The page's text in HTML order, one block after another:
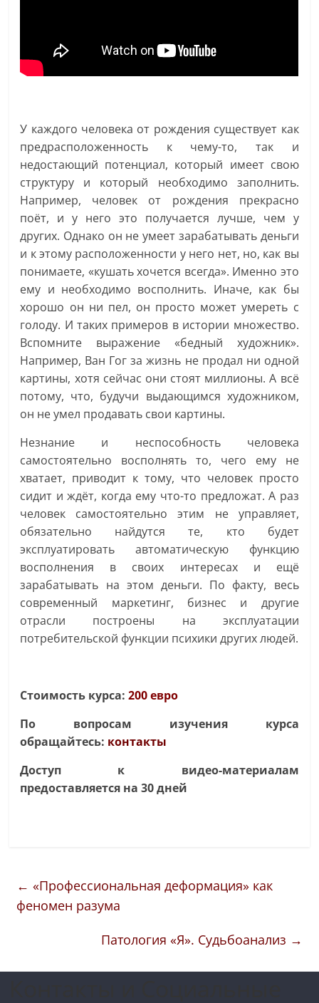
У каждого человека от рождения существует как
предрасположенность к чему-то, так и
недостающий потенциал, который имеет свою
структуру и который необходимо заполнить.
Например, человек от рождения прекрасно
поёт, и у него это получается лучше, чем у
других. Однако он не умеет зарабатывать деньги
и к этому расположенности у него нет, но, как вы
понимаете, «кушать хочется всегда». Именно это
ему и необходимо восполнить. Иначе, как бы
хорошо он ни пел, он просто может умереть с
голоду. И таких примеров в истории множество.
Вспомните выражение «бедный художник».
Например, Ван Гог за жизнь не продал ни одной
картины, хотя сейчас они стоят миллионы. А всё
потому, что, будучи выдающимся художником,
он не умел продавать свои картины.
Незнание и неспособность человека
самостоятельно восполнять то, чего ему не
хватает, приводит к тому, что человек просто
сидит и ждёт, когда ему что-то предложат. А раз
человек самостоятельно этим не управляет,
обязательно найдутся те, кто будет
эксплуатировать автоматическую функцию
восполнения в своих интересах и ещё
зарабатывать на этом деньги. По факту, весь
современный маркетинг, бизнес и другие
отрасли построены на эксплуатации
потребительской функции психики других людей.
Стоимость курса:200 евро
По вопросам изучения курса
обращайтесь: контакты
Доступ к видео-материалам
предоставляется на 30 дней
← «Профессиональная деформация» как
феномен разума
Патология «Я». Судьбоанализ →